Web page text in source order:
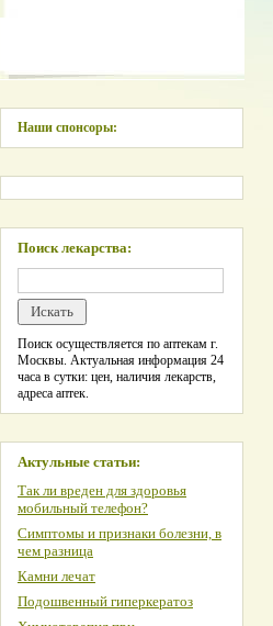
Наши спонсоры:
Поиск лекарства:
Поиск осуществляется по аптекам г.
Москвы. Актуальная информация 24
часа в сутки: цен, наличия лекарств,
адреса аптек.
Актульные статьи:
Так ли вреден для здоровья
мобильный телефон?
Симптомы и признаки болезни, в
чем разница
Камни лечат
Подошвенный гиперкератоз